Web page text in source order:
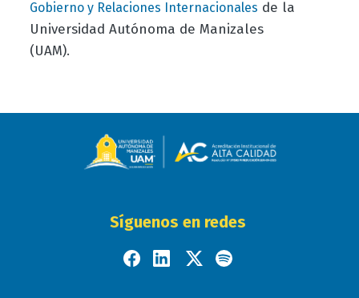
Gobierno y Relaciones Internacionales de la
Universidad Autónoma de Manizales
(UAM).
Síguenos en redes